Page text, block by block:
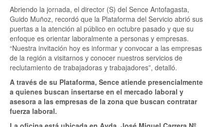
Abriendo la jornada, el director (S) del Sence Antofagasta,
Guido Muñoz, recordó que la Plataforma del Servicio abrió sus
puertas a la atención al público en octubre pasado y que su
enfoque es orientar laboralmente a personas y empresas.
“Nuestra invitación hoy es informar y convocar a las empresas
de la región a visitarnos y conocer nuestros servicios de
reclutamiento de trabajadoras y trabajadores”, detalló.
A través de su Plataforma, Sence atiende presencialmente
a quienes buscan insertarse en el mercado laboral y
asesora a las empresas de la zona que buscan contratar
fuerza laboral.